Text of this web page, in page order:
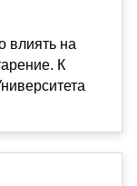
влиять на
К